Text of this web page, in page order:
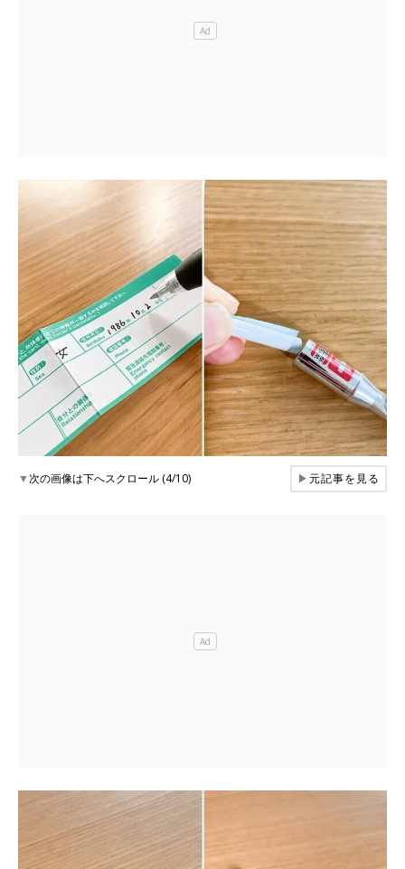
▼次の画像は下へスクロール (4/10) ▶元記事を見る